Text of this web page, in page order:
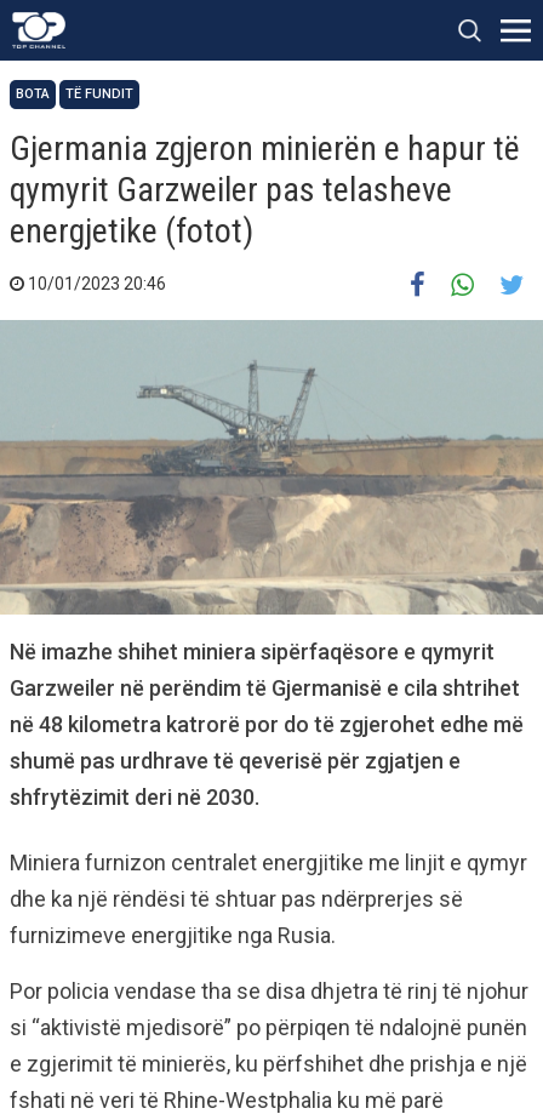
BOTA TË FUNDIT
Gjermania zgjeron minierën e hapur të
qymyrit Garzweiler pas telasheve
energjetike (fotot)
10/01/2023 20:46
Në imazhe shihet miniera sipërfaqësore e qymyrit
Garzweiler në perëndim të Gjermanisë e cila shtrihet
në 48 kilometra katrorë por do të zgjerohet edhe më
shumë pas urdhrave të qeverisë për zgjatjen e
shfrytëzimit deri në 2030.
Miniera furnizon centralet energjitike me linjit e qymyr
dhe ka një rëndësi të shtuar pas ndërprerjes së
furnizimeve energjitike nga Rusia.
Por policia vendase tha se disa dhjetra të rinj të njohur
si “aktivistë mjedisorë” po përpiqen të ndalojnë punën
e zgjerimit të minierës, ku përfshihet dhe prishja e një
fshati në veri të Rhine-Westphalia ku më parë